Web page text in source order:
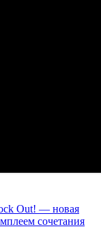
Out! — новая
сочетания